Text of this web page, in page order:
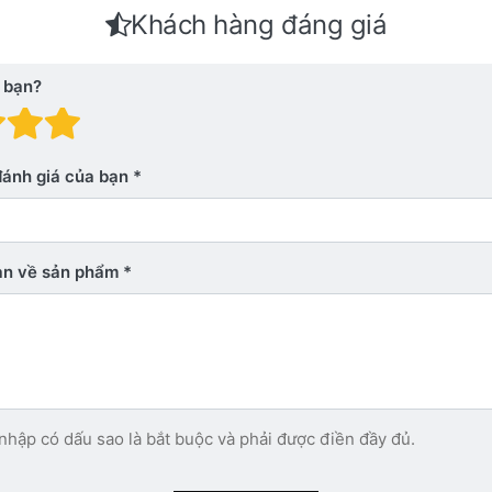
Khách hàng đáng giá
Đánh giá: 4 trên 5 sao.
Đánh giá: 3 trên 5 sao.
giá: 2 trên 5 sao.
giá: 1 trên 5 sao. Xấu
giá của bạn
về sản phẩm
có dấu sao là bắt buộc và phải được điền đầy đủ.